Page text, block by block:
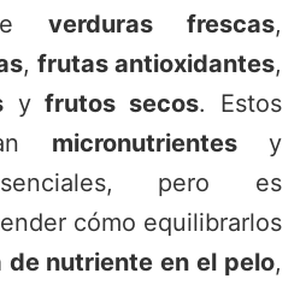
verduras frescas,
, frutas antioxidantes,
yfrutos secos. Estos
micronutrientesy
pero es
cómo equilibrarlos
de nutriente en el pelo,